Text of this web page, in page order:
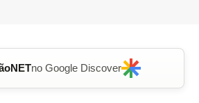
no Google Discover